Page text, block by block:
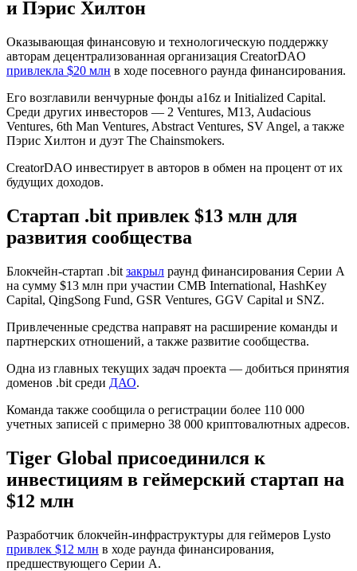
и Пэрис Хилтон
Оказывающая финансовую и технологическую поддержку
авторам децентрализованная организация CreatorDAO
привлекла $20 млн в ходе посевного раунда финансирования.
Его возглавили венчурные фонды a16z и Initialized Capital.
Среди других инвесторов — 2 Ventures, M13, Audacious
Ventures, 6th Man Ventures, Abstract Ventures, SV Angel, а также
Пэрис Хилтон и дуэт The Chainsmokers.
CreatorDAO инвестирует в авторов в обмен на процент от их
будущих доходов.
Стартап .bit привлек $13 млн для
развития сообщества
Блокчейн-стартап .bit закрыл раунд финансирования Серии А
на сумму $13 млн при участии CMB International, HashKey
Capital, QingSong Fund, GSR Ventures, GGV Capital и SNZ.
Привлеченные средства направят на расширение команды и
партнерских отношений, а также развитие сообщества.
Одна из главных текущих задач проекта — добиться принятия
доменов .bit среди ДАО.
Команда также сообщила о регистрации более 110 000
учетных записей с примерно 38 000 криптовалютных адресов.
Tiger Global присоединился к
инвестициям в геймерский стартап на
$12 млн
Разработчик блокчейн-инфраструктуры для геймеров Lysto
привлек $12 млн в ходе раунда финансирования,
предшествующего Серии А.